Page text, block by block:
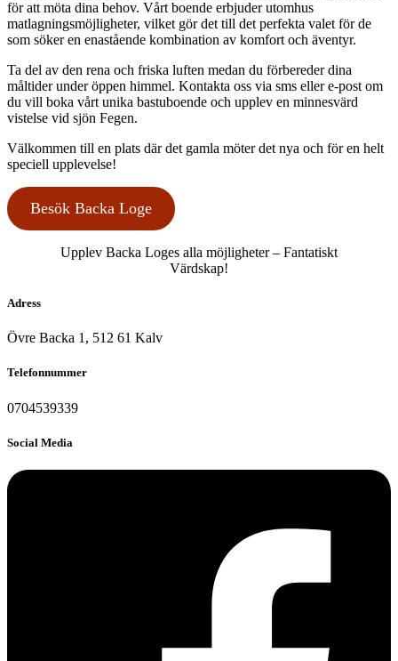
för att möta dina behov. Vårt boende erbjuder utomhus
matlagningsmöjligheter, vilket gör det till det perfekta valet för de
som söker en enastående kombination av komfort och äventyr.
Ta del av den rena och friska luften medan du förbereder dina
måltider under öppen himmel. Kontakta oss via sms eller e-post om
du vill boka vårt unika bastuboende och upplev en minnesvärd
vistelse vid sjön Fegen.
Välkommen till en plats där det gamla möter det nya och för en helt
speciell upplevelse!
Besök Backa Loge
Upplev Backa Loges alla möjligheter – Fantatiskt
Värdskap!
Adress
Övre Backa 1, 512 61 Kalv
Telefonnummer
0704539339
Social Media